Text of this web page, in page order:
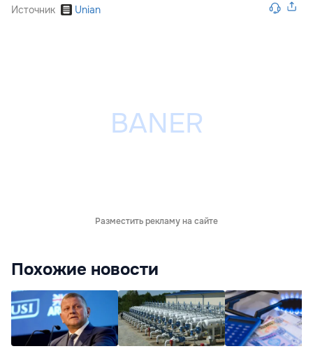
Источник Unian
Разместить рекламу на сайте
Похожие новости